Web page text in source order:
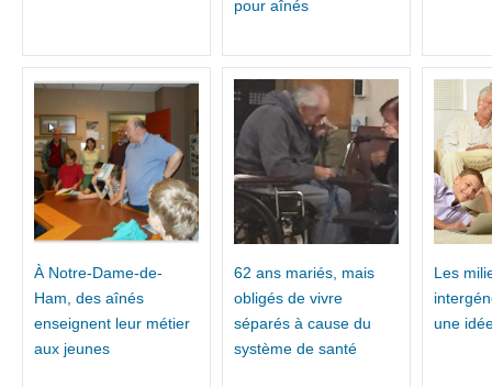
pour aînés
À Notre-Dame-de-
Ham, des aînés
enseignent leur métier
aux jeunes
62 ans mariés, mais
obligés de vivre
séparés à cause du
système de santé
Les
une